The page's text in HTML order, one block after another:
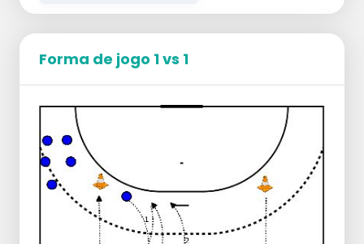
Em pares, de frente um para o outro.
Defendam-se caminhando na direção um
do outro e:
colocar as mãos à altura dos ombros
batendo no ar com as mãos -
saltando
tocarem-se no ar com o peito
parar um ao outro com a mão na
lateral
Forma de jogo 1 vs 1